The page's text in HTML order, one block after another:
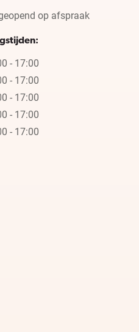
op afspraak
- 17:00
- 17:00
- 17:00
- 17:00
- 17:00